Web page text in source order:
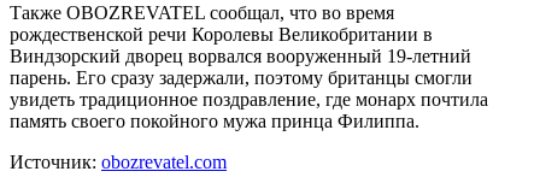
Также OBOZREVATEL сообщал, что во время
рождественской речи Королевы Великобритании в
Виндзорский дворец ворвался вооруженный 19-летний
парень. Его сразу задержали, поэтому британцы смогли
увидеть традиционное поздравление, где монарх почтила
память своего покойного мужа принца Филиппа.
Источник: obozrevatel.com